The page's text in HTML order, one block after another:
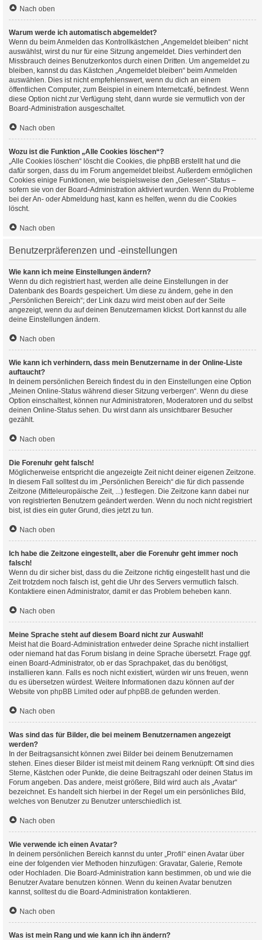
Nach oben
Warum werde ich automatisch abgemeldet?
Wenn du beim Anmelden das Kontrollkästchen „Angemeldet bleiben“ nicht
auswählst, wirst du nur für eine Sitzung angemeldet. Dies verhindert den
Missbrauch deines Benutzerkontos durch einen Dritten. Um angemeldet zu
bleiben, kannst du das Kästchen „Angemeldet bleiben“ beim Anmelden
auswählen. Dies ist nicht empfehlenswert, wenn du dich an einem
öffentlichen Computer, zum Beispiel in einem Internetcafé, befindest. Wenn
diese Option nicht zur Verfügung steht, dann wurde sie vermutlich von der
Board-Administration ausgeschaltet.
Nach oben
Wozu ist die Funktion „Alle Cookies löschen“?
„Alle Cookies löschen“ löscht die Cookies, die phpBB erstellt hat und die
dafür sorgen, dass du im Forum angemeldet bleibst. Außerdem ermöglichen
Cookies einige Funktionen, wie beispielsweise den „Gelesen“-Status –
sofern sie von der Board-Administration aktiviert wurden. Wenn du Probleme
bei der An- oder Abmeldung hast, kann es helfen, wenn du die Cookies
löscht.
Nach oben
Benutzerpräferenzen und -einstellungen
Wie kann ich meine Einstellungen ändern?
Wenn du dich registriert hast, werden alle deine Einstellungen in der
Datenbank des Boards gespeichert. Um diese zu ändern, gehe in den
„Persönlichen Bereich“; der Link dazu wird meist oben auf der Seite
angezeigt, wenn du auf deinen Benutzernamen klickst. Dort kannst du alle
deine Einstellungen ändern.
Nach oben
Wie kann ich verhindern, dass mein Benutzername in der Online-Liste
auftaucht?
In deinem persönlichen Bereich findest du in den Einstellungen eine Option
„Meinen Online-Status während dieser Sitzung verbergen“. Wenn du diese
Option einschaltest, können nur Administratoren, Moderatoren und du selbst
deinen Online-Status sehen. Du wirst dann als unsichtbarer Besucher
gezählt.
Nach oben
Die Forenuhr geht falsch!
Möglicherweise entspricht die angezeigte Zeit nicht deiner eigenen Zeitzone.
In diesem Fall solltest du im „Persönlichen Bereich“ die für dich passende
Zeitzone (Mitteleuropäische Zeit, ...) festlegen. Die Zeitzone kann dabei nur
von registrierten Benutzern geändert werden. Wenn du noch nicht registriert
bist, ist dies ein guter Grund, dies jetzt zu tun.
Nach oben
Ich habe die Zeitzone eingestellt, aber die Forenuhr geht immer noch
falsch!
Wenn du dir sicher bist, dass du die Zeitzone richtig eingestellt hast und die
Zeit trotzdem noch falsch ist, geht die Uhr des Servers vermutlich falsch.
Kontaktiere einen Administrator, damit er das Problem beheben kann.
Nach oben
Meine Sprache steht auf diesem Board nicht zur Auswahl!
Meist hat die Board-Administration entweder deine Sprache nicht installiert
oder niemand hat das Forum bislang in deine Sprache übersetzt. Frage ggf.
einen Board-Administrator, ob er das Sprachpaket, das du benötigst,
installieren kann. Falls es noch nicht existiert, würden wir uns freuen, wenn
du es übersetzen würdest. Weitere Informationen dazu können auf der
Website von phpBB Limited oder aufphpBB.de gefunden werden.
Nach oben
Was sind das für Bilder, die bei meinem Benutzernamen angezeigt
werden?
In der Beitragsansicht können zwei Bilder bei deinem Benutzernamen
stehen. Eines dieser Bilder ist meist mit deinem Rang verknüpft: Oft sind dies
Sterne, Kästchen oder Punkte, die deine Beitragszahl oder deinen Status im
Forum angeben. Das andere, meist größere, Bild wird auch als „Avatar“
bezeichnet. Es handelt sich hierbei in der Regel um ein persönliches Bild,
welches von Benutzer zu Benutzer unterschiedlich ist.
Nach oben
Wie verwende ich einen Avatar?
In deinem persönlichen Bereich kannst du unter „Profil“ einen Avatar über
eine der folgenden vier Methoden hinzufügen: Gravatar, Galerie, Remote
oder Hochladen. Die Board-Administration kann bestimmen, ob und wie die
Benutzer Avatare benutzen können. Wenn du keinen Avatar benutzen
kannst, solltest du die Board-Administration kontaktieren.
Nach oben
Was ist mein Rang und wie kann ich ihn ändern?